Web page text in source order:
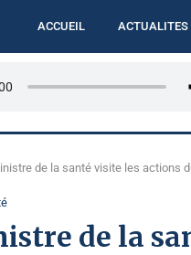
ACCUEIL ACTUALITES
CITOYENNE...
de la santé visite les actions
de la